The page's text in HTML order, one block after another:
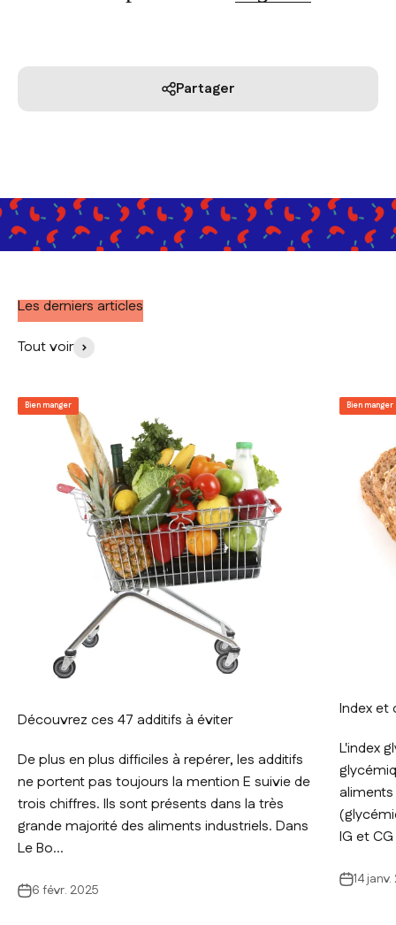
Partager
Les derniers articles
Tout voir
Bien manger
Découvrez ces 47 additifs à éviter
De plus en plus difficiles à repérer, les additifs
ne portent pas toujours la mention E suivie de
trois chiffres. Ils sont présents dans la très
grande majorité des aliments industriels. Dans
Le Bo...
6 févr. 2025
Bien manger
Index et
L'index
IG et
14